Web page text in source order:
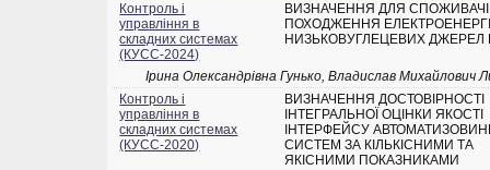
Контроль і
управління в
складних системах
(КУСС-2024)
ВИЗНАЧЕННЯ ДЛЯ
ПОХОДЖЕННЯ
НИЗЬКОВУГЛЕЦЕВИХ ДЖЕРЕЛ
Ірина Олександрівна Гунько, Владислав
Контроль і
управління в
складних системах
(КУСС-2020)
ВИЗНАЧЕННЯ ДОСТОВІРНОСТІ
ІНТЕГРАЛЬНОЇ ОЦІНКИ ЯКОСТІ
ІНТЕРФЕЙСУ
СИСТЕМ ЗА КІЛЬКІСНИМИ ТА
ЯКІСНИМИ ПОКАЗНИКАМИ